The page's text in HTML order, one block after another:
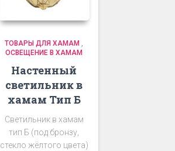
ТОВАРЫ ДЛЯ ХАМАМ ,
ОСВЕЩЕНИЕ В ХАМАМ
Настенный
светильник в
хамам Тип Б
Светильник в хамам
тип Б (под бронзу,
стекло жёлтого цвета)